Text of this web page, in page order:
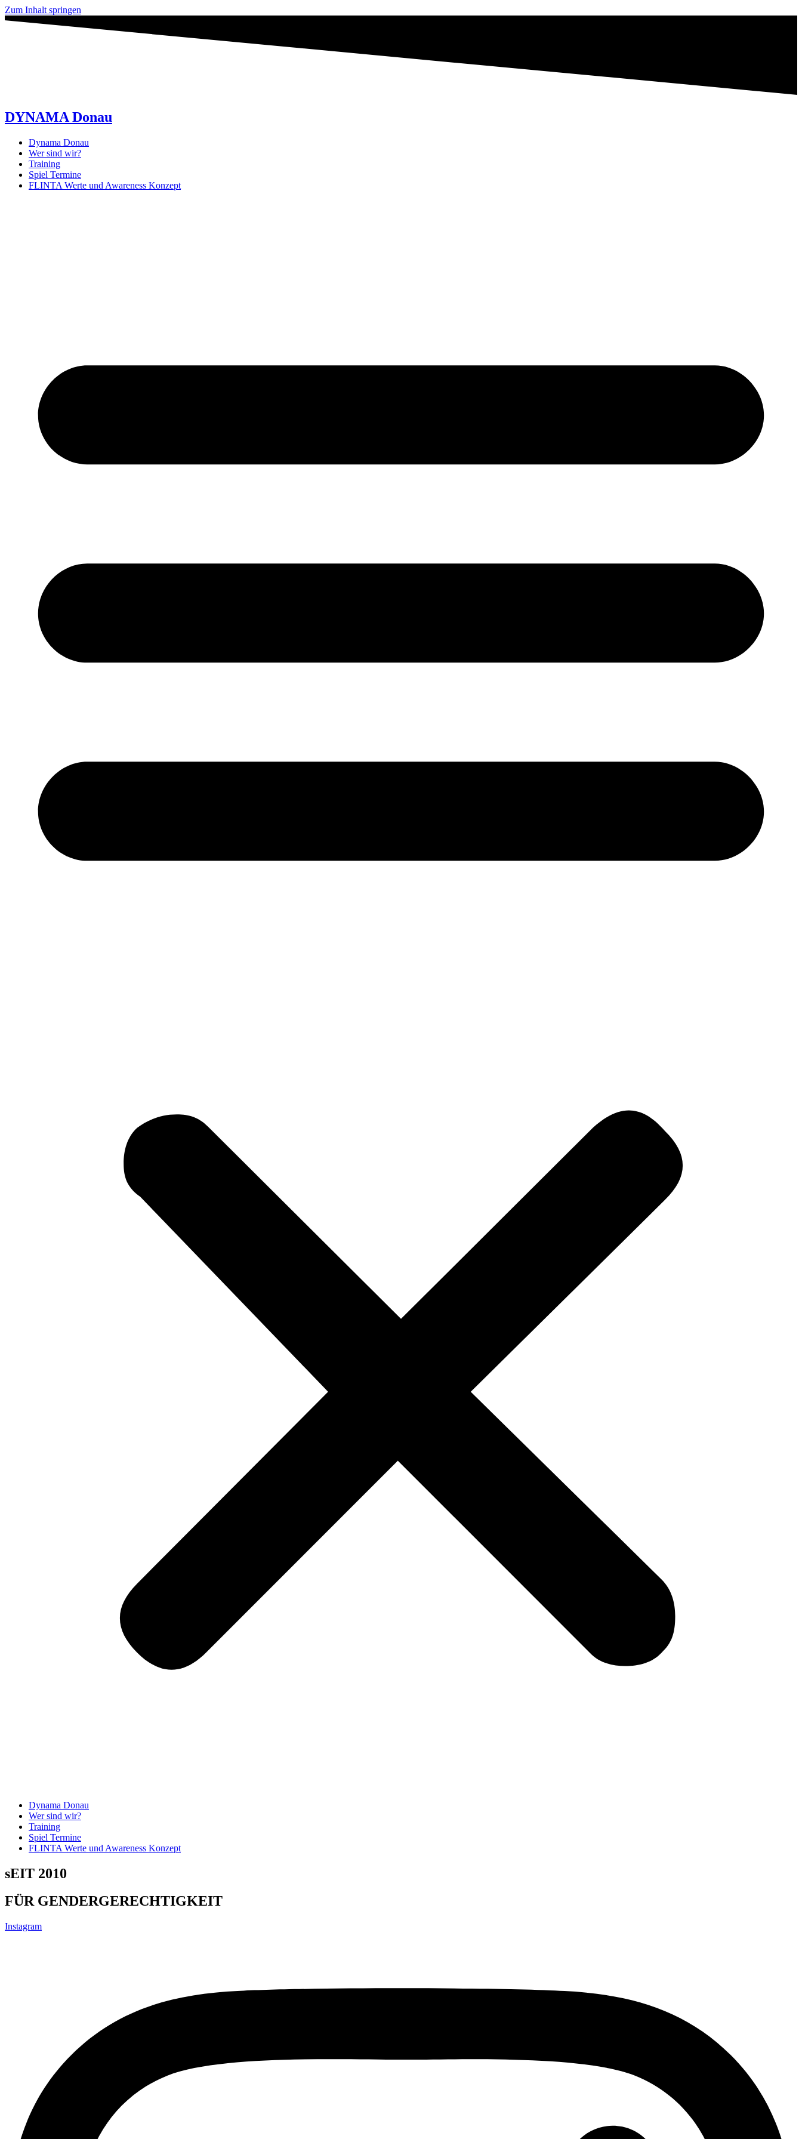
Zum Inhalt springen
DYNAMA Donau
Dynama Donau
Wer sind wir?
Training
Spiel Termine
FLINTA Werte und Awareness Konzept
Dynama Donau
Wer sind wir?
Training
Spiel Termine
FLINTA Werte und Awareness Konzept
sEIT 2010
FÜR GENDERGERECHTIGKEIT
Instagram